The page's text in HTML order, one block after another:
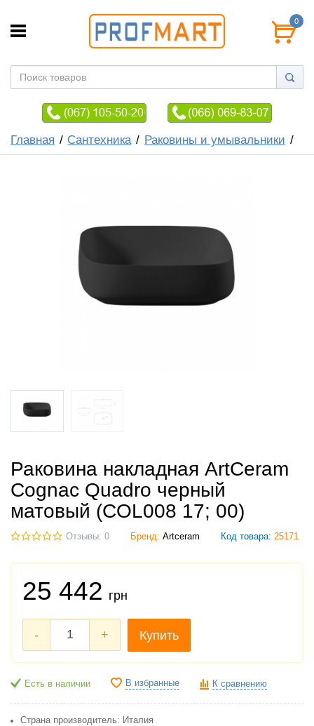
0
Главная Сантехника Раковины и умывальники
Раковина накладная ArtCeram
Cognac Quadro черный
матовый (COL008 17; 00)
Отзывы: 0 Бренд: Artceram Код товара: 25171
25 442 грн
- + Купить
Есть в наличии В избранные К сравнению
Страна производитель: Италия